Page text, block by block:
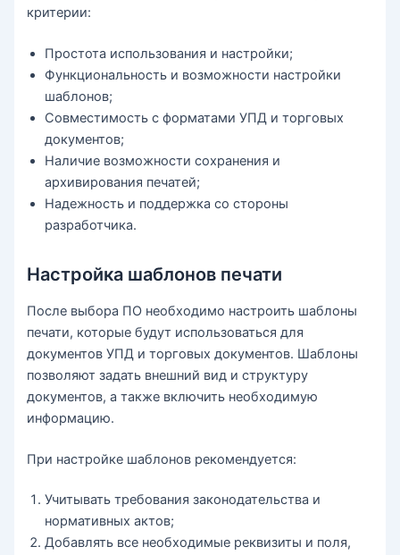
критерии:
Простота использования и настройки;
Функциональность и возможности настройки
шаблонов;
Совместимость с форматами УПД и торговых
документов;
Наличие возможности сохранения и
архивирования печатей;
Надежность и поддержка со стороны
разработчика.
Настройка шаблонов печати
После выбора ПО необходимо настроить шаблоны
печати, которые будут использоваться для
документов УПД и торговых документов. Шаблоны
позволяют задать внешний вид и структуру
документов, а также включить необходимую
информацию.
При настройке шаблонов рекомендуется:
Учитывать требования законодательства и
нормативных актов;
Добавлять все необходимые реквизиты и поля,